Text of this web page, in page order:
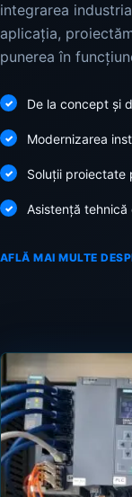
integrarea
aplicația,
punerea în
De la concept și
Modernizarea
Soluții proiectate
Asistență
AFLĂ MAI MULTE